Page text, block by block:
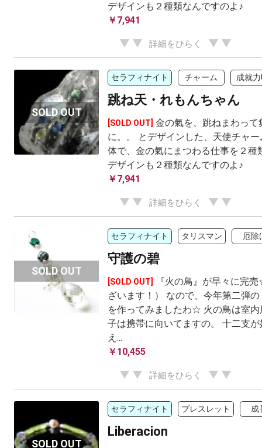
デザインも２種類なんですのよ♪
￥7,941
詳細をひらく
セラフィナイト チャーム 成就力
跳ね天・れもんちゃん
[SOLD OUT] 金の氣を、跳ねまわって
に。。 とデザインした、天使チャ
体で、金の氣にまつわる仕事を２種
デザインも２種類なんですのよ♪
￥7,941
詳細をひらく
セラフィナイト タリスマン 厄除
守護の碧
[SOLD OUT]
『火の鳥』が早々に完
ざいます！） なので、今年第二弾
を作ってみましたわ☆ 火の鳥は室
子は携帯に向いてますの。 十二支
え...
￥10,455
詳細をひらく
セラフィナイト ブレスレット 成
Liberacion